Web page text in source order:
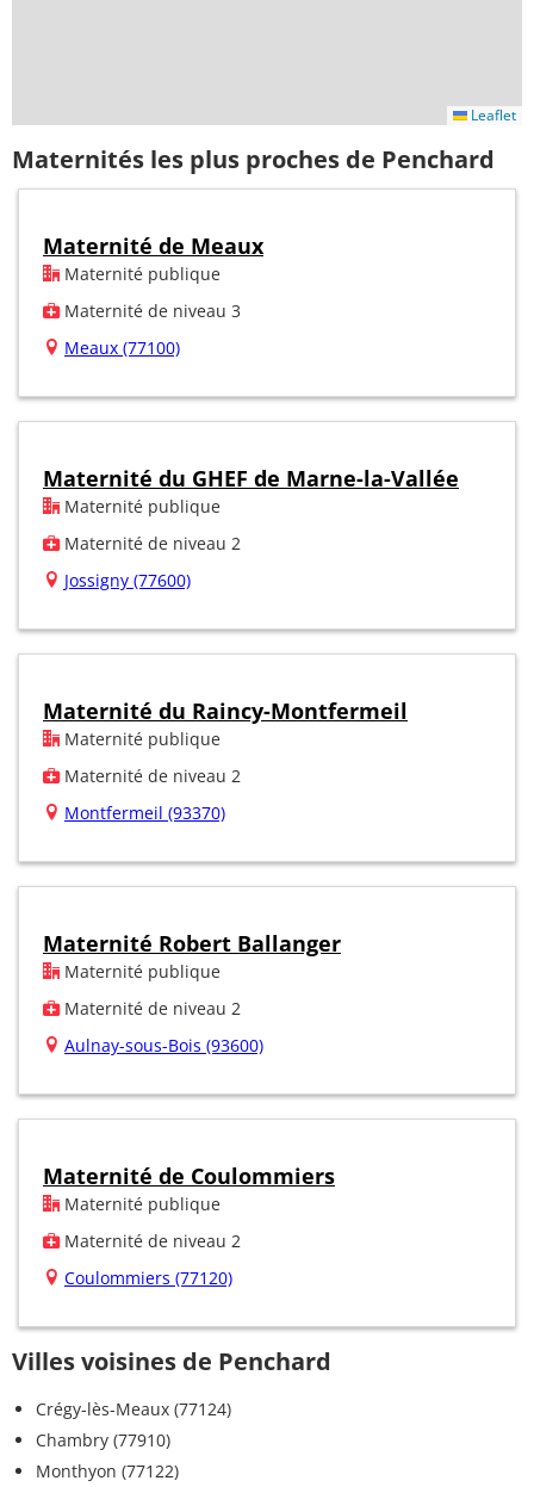
Leaflet
Maternités les plus proches de Penchard
Maternité de Meaux
Maternité publique
Maternité de niveau 3
Meaux (77100)
Maternité du GHEF de Marne-la-Vallée
Maternité publique
Maternité de niveau 2
Jossigny (77600)
Maternité du Raincy-Montfermeil
Maternité publique
Maternité de niveau 2
Montfermeil (93370)
Maternité Robert Ballanger
Maternité publique
Maternité de niveau 2
Aulnay-sous-Bois (93600)
Maternité de Coulommiers
Maternité publique
Maternité de niveau 2
Coulommiers (77120)
Villes voisines de Penchard
Crégy-lès-Meaux (77124)
Chambry (77910)
Monthyon (77122)